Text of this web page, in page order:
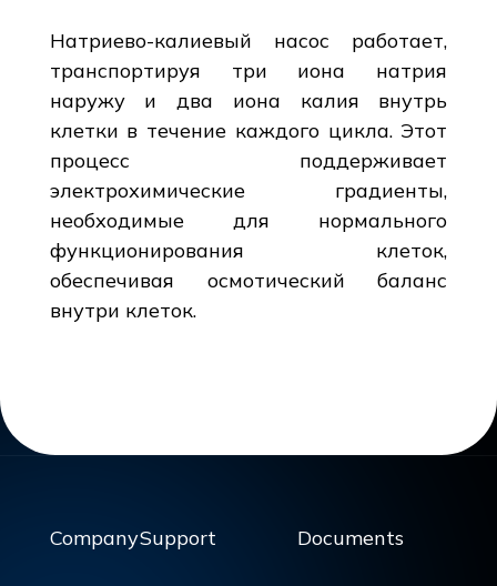
Натриево-калиевый насос работает,
транспортируя три иона натрия
наружу и два иона калия внутрь
клетки в течение каждого цикла. Этот
процесс поддерживает
электрохимические градиенты,
необходимые для нормального
функционирования клеток,
обеспечивая осмотический баланс
внутри клеток.
CompanySupport Documents